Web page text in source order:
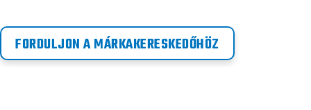
FORDULJON A MÁRKAKERESKEDŐHÖZ